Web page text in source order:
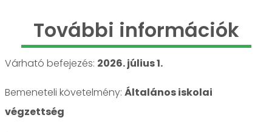
További információk
Várható befejezés: 2026. július 1.
Bemeneteli követelmény: Általános iskolai
végzettség